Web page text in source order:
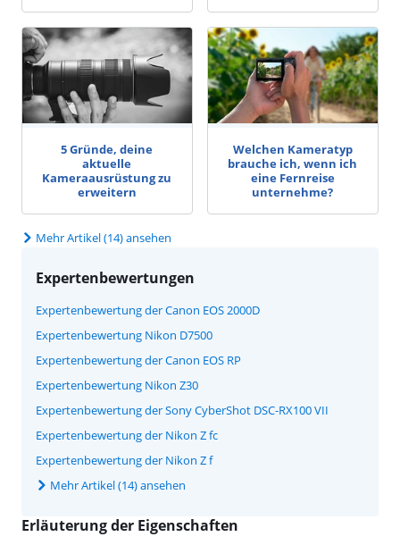
5 Gründe, deine
aktuelle
Kameraausrüstung zu
erweitern
Welchen Kameratyp
brauche ich, wenn ich
eine Fernreise
unternehme?
Mehr Artikel (14) ansehen
Expertenbewertungen
Expertenbewertung der Canon EOS 2000D
Expertenbewertung Nikon D7500
Expertenbewertung der Canon EOS RP
Expertenbewertung Nikon Z30
Expertenbewertung der Sony CyberShot DSC-RX100 VII
Expertenbewertung der Nikon Z fc
Expertenbewertung der Nikon Z f
Mehr Artikel (14) ansehen
Erläuterung der Eigenschaften